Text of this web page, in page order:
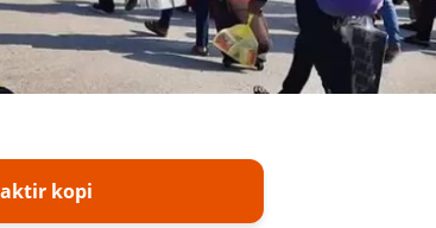
kopi